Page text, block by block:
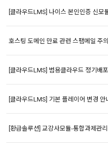
[클라우드LMS] 나이스 본인인증 신모
호스팅 도메인 만료 관련 스팸메일 주
[클라우드LMS] 범용클라우드 정기배
[클라우드LMS] 기본 플레이어 변경 안